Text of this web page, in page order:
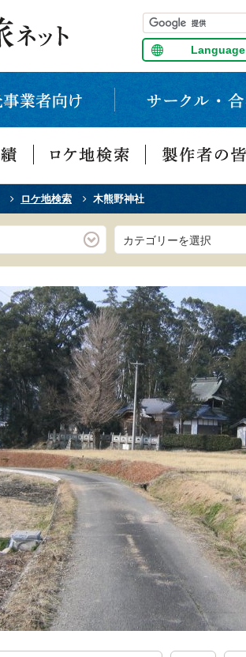
Language
ロケ地検索 木熊野神社
カテゴリーを選択